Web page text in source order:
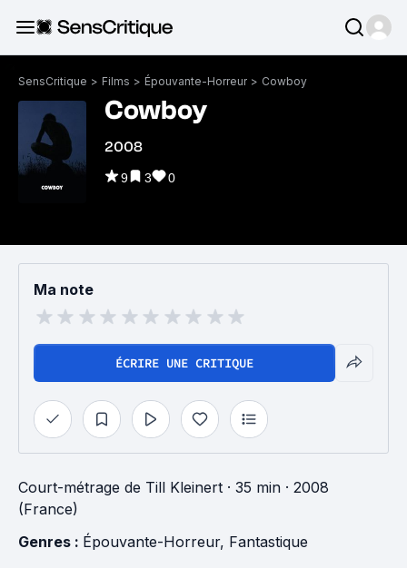
SensCritique > Films > Épouvante-Horreur > Cowboy
Cowboy
2008
9 3 0
Ma note
ÉCRIRE UNE CRITIQUE
Court-métrage de Till Kleinert · 35 min · 2008
(France)
Genres : Épouvante-Horreur, Fantastique